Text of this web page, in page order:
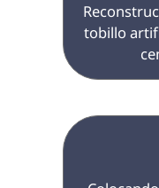
tobillo